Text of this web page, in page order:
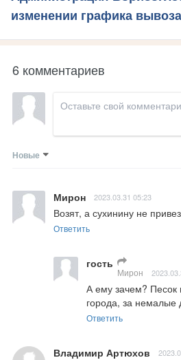
изменении графика
6 комментариев
Новые
Мирон 2023.03.31 05:23
Возят, а сухинину не
Ответить
гость
Мирон
А ему зачем? Песок
города, за немалые
Ответить
Владимир Артюхов